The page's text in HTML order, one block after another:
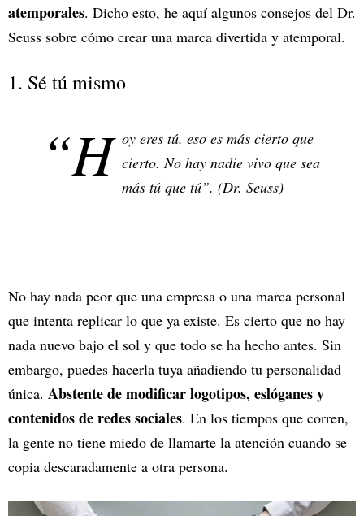
atemporales. Dicho esto, he aquí algunos consejos del Dr.
Seuss sobre cómo crear una marca divertida y atemporal.
1. Sé tú mismo
“H oy eres tú, eso es más cierto que
cierto. No hay nadie vivo que sea
más tú que tú”. (Dr. Seuss)
No hay nada peor que una empresa o una marca personal
que intenta replicar lo que ya existe. Es cierto que no hay
nada nuevo bajo el sol y que todo se ha hecho antes. Sin
embargo, puedes hacerla tuya añadiendo tu personalidad
única. Abstente de modificar logotipos, eslóganes y
contenidos de redes sociales. En los tiempos que corren,
la gente no tiene miedo de llamarte la atención cuando se
copia descaradamente a otra persona.